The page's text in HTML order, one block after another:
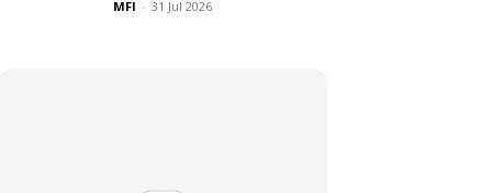
MFI - 31 Jul 2026